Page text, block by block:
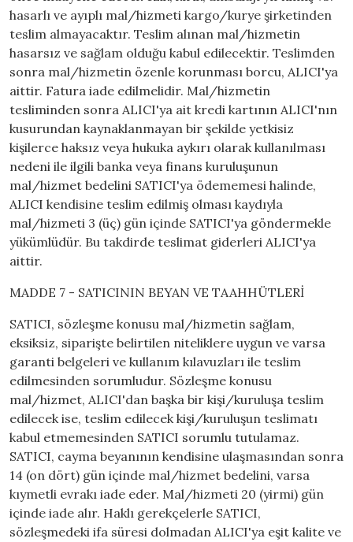
hasarlı ve ayıplı mal/hizmeti kargo/kurye şirketinden
teslim almayacaktır. Teslim alınan mal/hizmetin
hasarsız ve sağlam olduğu kabul edilecektir. Teslimden
sonra mal/hizmetin özenle korunması borcu, ALICI'ya
aittir. Fatura iade edilmelidir. Mal/hizmetin
tesliminden sonra ALICI'ya ait kredi kartının ALICI'nın
kusurundan kaynaklanmayan bir şekilde yetkisiz
kişilerce haksız veya hukuka aykırı olarak kullanılması
nedeni ile ilgili banka veya finans kuruluşunun
mal/hizmet bedelini SATICI'ya ödememesi halinde,
ALICI kendisine teslim edilmiş olması kaydıyla
mal/hizmeti 3 (üç) gün içinde SATICI'ya göndermekle
yükümlüdür. Bu takdirde teslimat giderleri ALICI'ya
aittir.
MADDE 7 - SATICININ BEYAN VE TAAHHÜTLERİ
SATICI, sözleşme konusu mal/hizmetin sağlam,
eksiksiz, siparişte belirtilen niteliklere uygun ve varsa
garanti belgeleri ve kullanım kılavuzları ile teslim
edilmesinden sorumludur. Sözleşme konusu
mal/hizmet, ALICI'dan başka bir kişi/kuruluşa teslim
edilecek ise, teslim edilecek kişi/kuruluşun teslimatı
kabul etmemesinden SATICI sorumlu tutulamaz.
SATICI, cayma beyanının kendisine ulaşmasından sonra
14 (on dört) gün içinde mal/hizmet bedelini, varsa
kıymetli evrakı iade eder. Mal/hizmeti 20 (yirmi) gün
içinde iade alır. Haklı gerekçelerle SATICI,
sözleşmedeki ifa süresi dolmadan ALICI'ya eşit kalite ve